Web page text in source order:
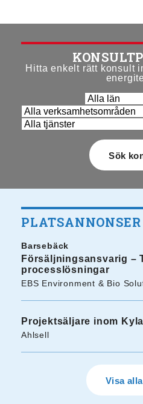
Hitta enkelt rätt konsult
PLATSANNONSER
Barsebäck
Försäljningsansvarig –
processlösningar
EBS Environment & Bio
Projektsäljare inom Kyla
Ahlsell
Visa